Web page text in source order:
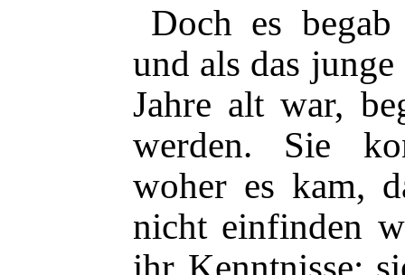
Doch es
und als das
Jahre alt war,
werden. Sie
woher es kam,
nicht einfinden
ihr Kenntnisse;